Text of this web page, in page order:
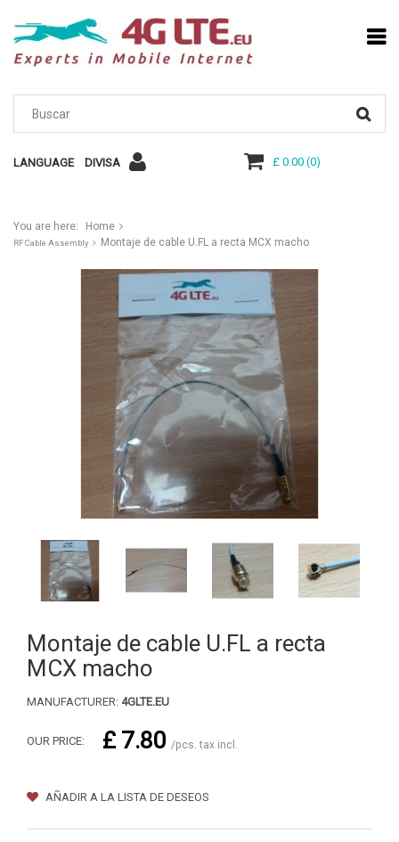
LANGUAGE DIVISA £ 0.00(0)
You are here: Home
RF Cable Assembly Montaje de cable U.FL a recta MCX macho
Montaje de cable U.FL a recta
MCX macho
MANUFACTURER: 4GLTE.EU
OUR PRICE: £ 7.80 /pcs. tax incl.
AÑADIR A LA LISTA DE DESEOS